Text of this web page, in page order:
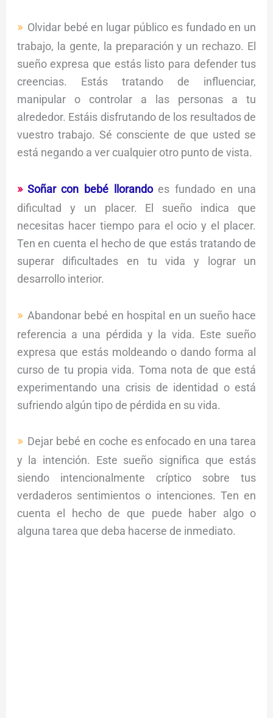
Olvidar bebé en lugar público es fundado en un
trabajo, la gente, la preparación y un rechazo. El
sueño expresa que estás listo para defender tus
creencias. Estás tratando de influenciar,
manipular o controlar a las personas a tu
alrededor. Estáis disfrutando de los resultados de
vuestro trabajo. Sé consciente de que usted se
está negando a ver cualquier otro punto de vista.
Soñar con bebé llorandoes fundado en una
dificultad y un placer. El sueño indica que
necesitas hacer tiempo para el ocio y el placer.
Ten en cuenta el hecho de que estás tratando de
superar dificultades en tu vida y lograr un
desarrollo interior.
Abandonar bebé en hospital en un sueño hace
referencia a una pérdida y la vida. Este sueño
expresa que estás moldeando o dando forma al
curso de tu propia vida. Toma nota de que está
experimentando una crisis de identidad o está
sufriendo algún tipo de pérdida en su vida.
Dejar bebé en coche es enfocado en una tarea
y la intención. Este sueño significa que estás
siendo intencionalmente críptico sobre tus
verdaderos sentimientos o intenciones. Ten en
cuenta el hecho de que puede haber algo o
alguna tarea que deba hacerse de inmediato.